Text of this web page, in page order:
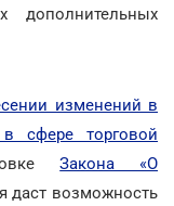
дополнительных
изменений в
сфере торговой
Закона «О
даст возможность